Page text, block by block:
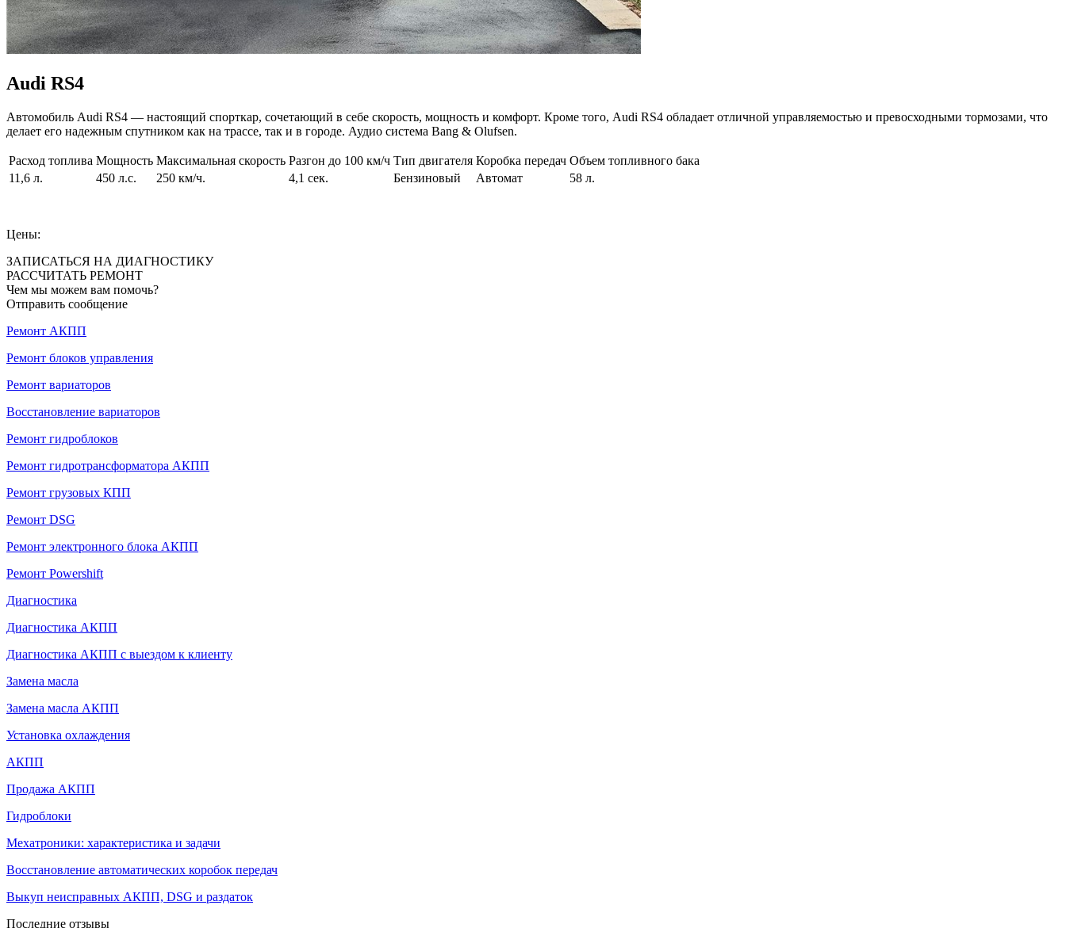
Audi RS4
Автомобиль Audi RS4 — настоящий спорткар, сочетающий в себе скорость, мощность и комфорт. Кроме того, Audi RS4 обладает отличной управляемостью и превосходными тормозами, что
делает его надежным спутником как на трассе, так и в городе. Аудио система Bang & Olufsen.
Расход топлива Мощность Максимальная скорость Разгон до 100 км/ч Тип двигателя Коробка передач Объем топливного бака
11,6 л.
450 л.с. 250 км/ч. 4,1 сек. Бензиновый Автомат 58 л.
Цены:
ЗАПИСАТЬСЯ НА ДИАГНОСТИКУ
РАССЧИТАТЬ РЕМОНТ
Чем мы можем вам помочь?
Отправить сообщение
Ремонт АКПП
Ремонт блоков управления
Ремонт вариаторов
Восстановление вариаторов
Ремонт гидроблоков
Ремонт гидротрансформатора АКПП
Ремонт грузовых КПП
Ремонт DSG
Ремонт электронного блока АКПП
Ремонт Powershift
Диагностика
Диагностика АКПП
Диагностика АКПП с выездом к клиенту
Замена масла
Замена масла АКПП
Установка охлаждения
АКПП
Продажа АКПП
Гидроблоки
Мехатроники: характеристика и задачи
Восстановление автоматических коробок передач
Выкуп неисправных АКПП, DSG и раздаток
Последние отзывы